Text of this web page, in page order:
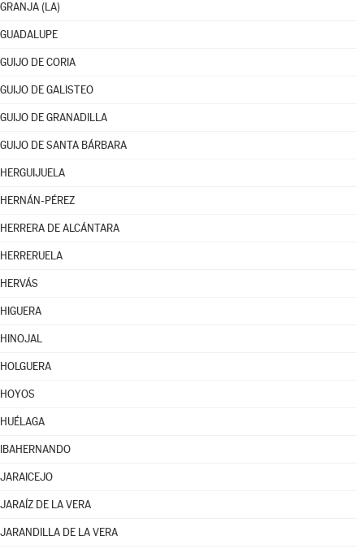
GRANJA (LA)
GUADALUPE
GUIJO DE CORIA
GUIJO DE GALISTEO
GUIJO DE GRANADILLA
GUIJO DE SANTA BÁRBARA
HERGUIJUELA
HERNÁN-PÉREZ
HERRERA DE ALCÁNTARA
HERRERUELA
HERVÁS
HIGUERA
HINOJAL
HOLGUERA
HOYOS
HUÉLAGA
IBAHERNANDO
JARAICEJO
JARAÍZ DE LA VERA
JARANDILLA DE LA VERA